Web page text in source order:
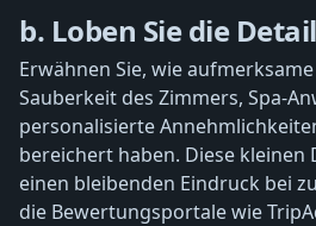
b. Loben Sie die
Erwähnen Sie, wie
Sauberkeit des Zimmers, Spa-
personalisierte
bereichert haben. Diese kleinen
einen bleibenden Eindruck bei
die Bewertungsportale wie